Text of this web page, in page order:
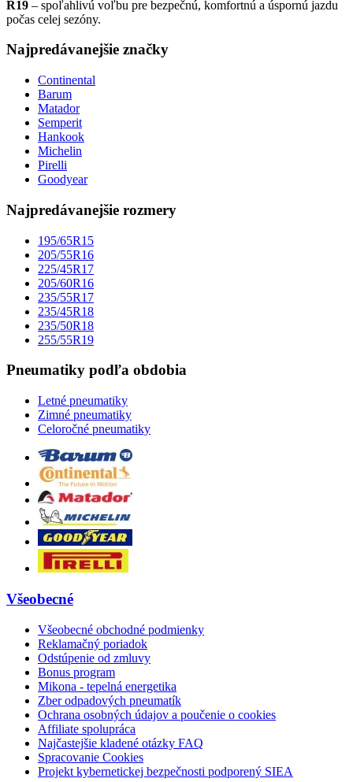
R19 – spoľahlivú voľbu pre bezpečnú, komfortnú a úspornú jazdu
počas celej sezóny.
Najpredávanejšie značky
Continental
Barum
Matador
Semperit
Hankook
Michelin
Pirelli
Goodyear
Najpredávanejšie rozmery
195/65R15
205/55R16
225/45R17
205/60R16
235/55R17
235/45R18
235/50R18
255/55R19
Pneumatiky podľa obdobia
Letné pneumatiky
Zimné pneumatiky
Celoročné pneumatiky
Všeobecné
Všeobecné obchodné podmienky
Reklamačný poriadok
Odstúpenie od zmluvy
Bonus program
Mikona - tepelná energetika
Zber odpadových pneumatík
Ochrana osobných údajov a poučenie o cookies
Affiliate spolupráca
Najčastejšie kladené otázky FAQ
Spracovanie Cookies
Projekt kybernetickej bezpečnosti podporený SIEA